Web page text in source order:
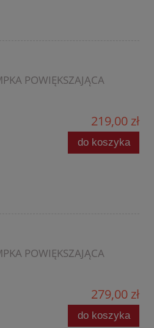
POWIĘKSZAJĄCA
219,00 zł
do koszyka
POWIĘKSZAJĄCA
279,00 zł
do koszyka